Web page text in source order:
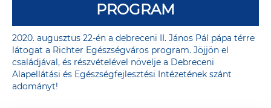
PROGRAM
2020. augusztus 22-én a debreceni II. János Pál pápa térre
látogat a Richter Egészségváros program. Jöjjön el
családjával, és részvételével növelje a Debreceni
Alapellátási és Egészségfejlesztési Intézetének szánt
adományt!